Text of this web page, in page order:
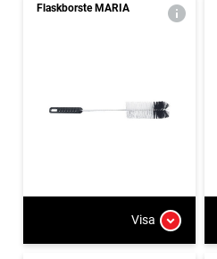
Flaskborste MARIA
Visa